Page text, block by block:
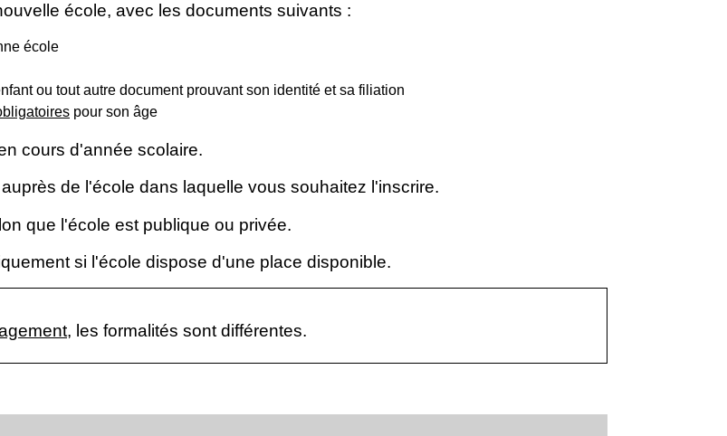
école, avec les documents suivants :
école
ou tout autre document prouvant son identité et sa filiation
pour son âge
cours d'année scolaire.
de l'école dans laquelle vous souhaitez l'inscrire.
que l'école est publique ou privée.
si l'école dispose d'une place disponible.
, les formalités sont différentes.